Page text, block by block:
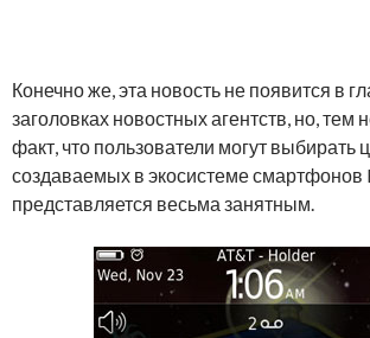
Конечно же, эта новость не появится в
заголовках новостных агентств, но, тем
факт, что пользователи могут выбирать
создаваемых в экосистеме смартфонов
представляется весьма занятным.